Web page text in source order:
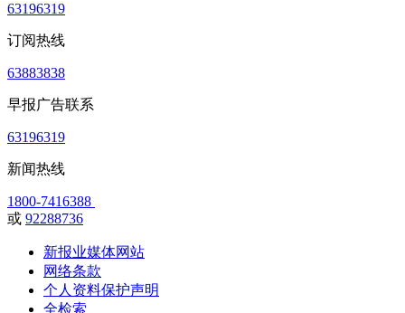
63196319
订阅热线
63883838
早报广告联系
63196319
新闻热线
1800-7416388
或 92288736
新报业媒体网站
网络条款
个人资料保护声明
全检索